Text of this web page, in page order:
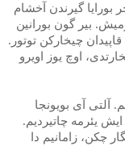
گیرندن آخشام
بیر گون بورانین
چیخارکن توتور.
اوچ یوز اویرو
آلتی آی بویونجا
یئرمه چاتیردیم.
چکن، زامانیم دا